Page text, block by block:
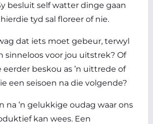
besluit selfwatter dinge gaan
tyd sal floreer of nie.
dat iets moet gebeur, terwyl
sinneloos voor jou uitstrek? Of
eerder beskou as ’n uittrede of
een seisoen na die volgende?
na ’n gelukkige oudag waar ons
kan wees. Een